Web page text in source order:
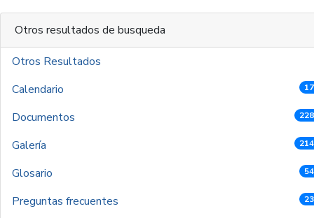
Otros resultados de busqueda
Otros Resultados
Calendario
Documentos
Galería
Glosario
Preguntas frecuentes